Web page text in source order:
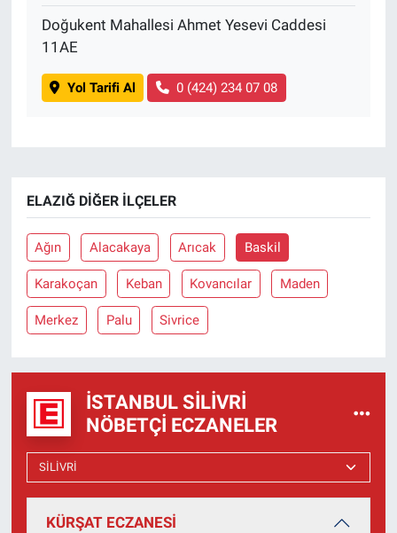
Doğukent Mahallesi Ahmet Yesevi Caddesi
11AE
Yol Tarifi Al 0 (424) 234 07 08
ELAZIĞ DIĞER İLÇELER
Ağın Alacakaya Arıcak Baskil
Karakoçan Keban Kovancılar Maden
Merkez Palu Sivrice
İSTANBUL SILIVRI
NÖBETÇI ECZANELER
KÜRŞAT ECZANESİ